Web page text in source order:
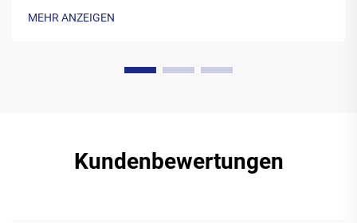
MEHR ANZEIGEN
Kundenbewertungen